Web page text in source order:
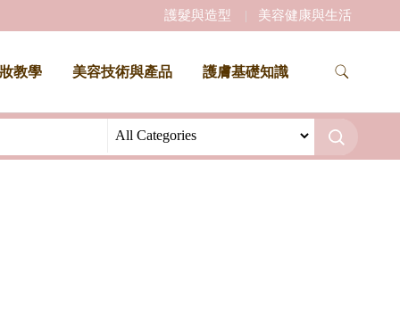
護髮與造型 美容健康與生活
教學 美容技術與產品 護膚基礎知識